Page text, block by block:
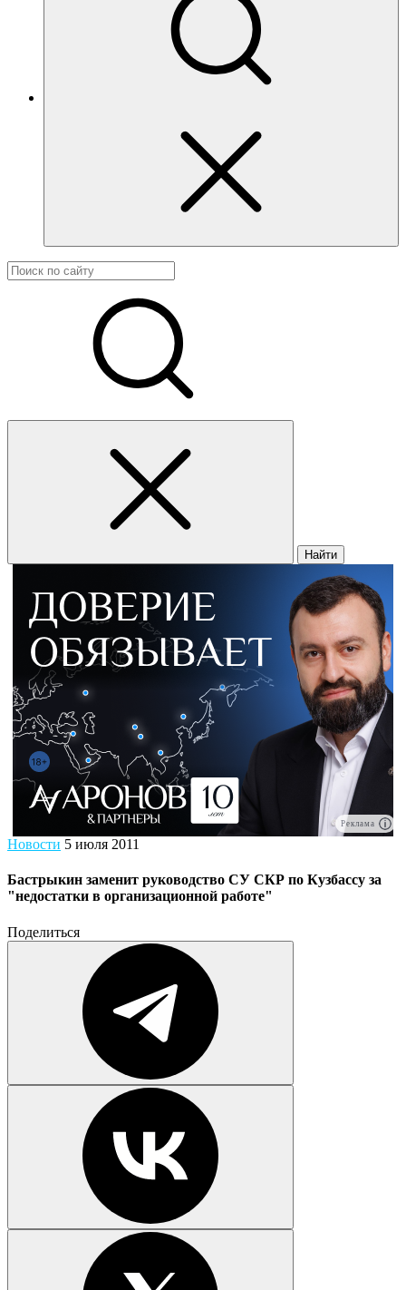
Найти
Реклама
Новости 5 июля 2011
Бастрыкин заменит руководство СУ СКР по Кузбассу за
"недостатки в организационной работе"
Поделиться